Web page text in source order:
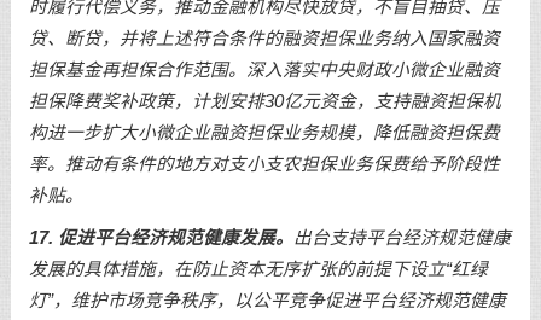
时履行代偿义务，推动金融机构尽快放贷，不盲目抽贷、压
贷、断贷，并将上述符合条件的融资担保业务纳入国家融资
担保基金再担保合作范围。深入落实中央财政小微企业融资
担保降费奖补政策，计划安排30亿元资金，支持融资担保机
构进一步扩大小微企业融资担保业务规模，降低融资担保费
率。推动有条件的地方对支小支农担保业务保费给予阶段性
补贴。
17. 促进平台经济规范健康发展。
出台支持平台经济规范健康
发展的具体措施，在防止资本无序扩张的前提下设立“红绿
灯”，维护市场竞争秩序，以公平竞争促进平台经济规范健康